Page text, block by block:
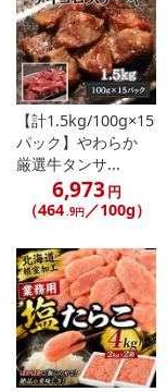
（※必ずご確認くだ
時点での情報となります。
【計1.5kg/100g×15
パック】やわらか
厳選牛タンサ...
6,973円
（464.9円／100g）